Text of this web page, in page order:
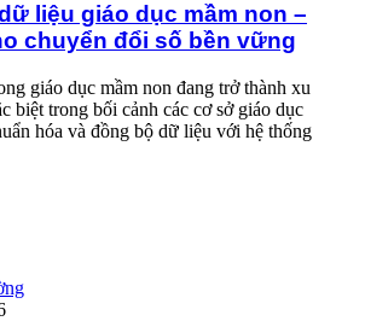
liệu giáo dục mầm non –
chuyển đổi số bền vững
giáo dục mầm non đang trở thành xu
biệt trong bối cảnh các cơ sở giáo dục
hóa và đồng bộ dữ liệu với hệ thống
nhà trường tuyển sinh thông minh, nhận hồ